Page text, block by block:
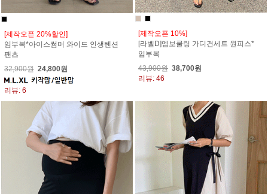
[제작오픈 20%할인]
임부복*아이스썸머 와이드 인생텐션
팬츠
32,900원 24,800원
리뷰: 6
[제작오픈 10%]
[라벨D]엠보쿨링 가디건세트 원피스*
임부복
43,900원 38,700원
리뷰: 46